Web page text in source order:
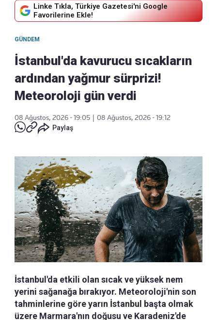
Linke Tıkla, Türkiye Gazetesi'ni Google
Favorilerine Ekle!
GÜNDEM
İstanbul'da kavurucu sıcakların
ardından yağmur sürprizi!
Meteoroloji gün verdi
08 Ağustos, 2026 - 19:05
08 Ağustos, 2026 - 19:12
Paylaş
İstanbul'da etkili olan sıcak ve yüksek nem
yerini sağanağa bırakıyor. Meteoroloji'nin son
tahminlerine göre yarın İstanbul başta olmak
üzere Marmara'nın doğusu ve Karadeniz'de